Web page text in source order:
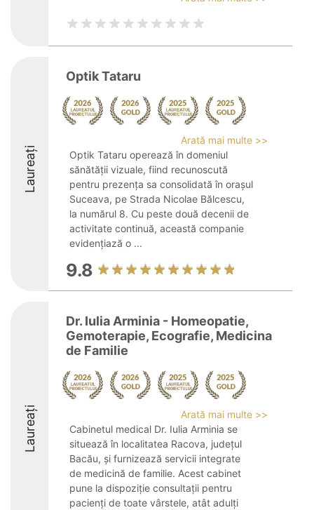
Laureați
Optik Tataru
Arată mai multe >>
Optik Tataru operează în domeniul
sănătății vizuale, fiind recunoscută
pentru prezența sa consolidată în orașul
Suceava, pe Strada Nicolae Bălcescu,
la numărul 8. Cu peste două decenii de
activitate continuă, această companie
evidențiază o ...
9.8
Laureați
Dr. Iulia Arminia - Homeopatie,
Gemoterapie, Ecografie, Medicina
de Familie
Arată mai multe >>
Cabinetul medical Dr. Iulia Arminia se
situează în localitatea Racova, județul
Bacău, și furnizează servicii integrate
de medicină de familie. Acest cabinet
pune la dispoziție consultații pentru
pacienți de toate vârstele, atât adulți